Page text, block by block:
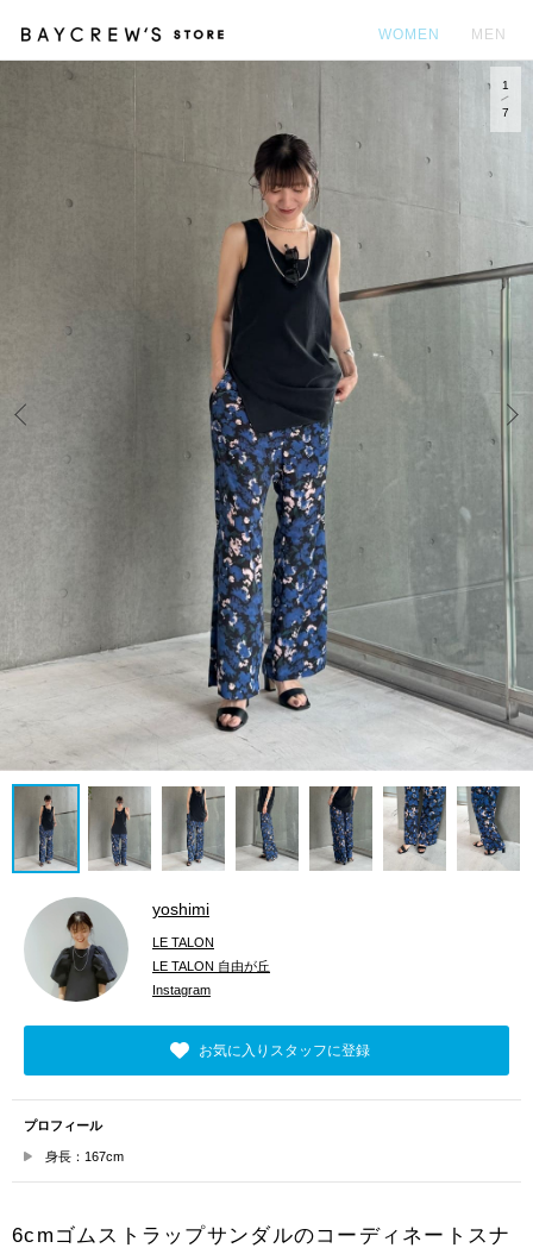
WOMEN MEN
1
7
yoshimi
LE TALON
LE TALON 自由が丘
Instagram
お気に入りスタッフに登録
プロフィール
身長：167cm
6cmゴムストラップサンダルのコーディネートスナ